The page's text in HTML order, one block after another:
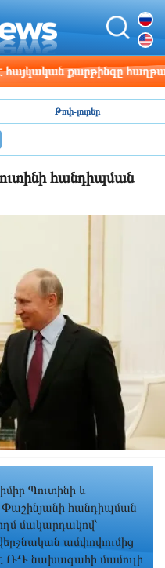
քարթինգը
Թոփ-լուրեր
հանդիպման
Պուտինի և
հանդիպման
մակարդակով՝
վերջնական ամփոփումից
ՌԴ նախագահի մամուլի